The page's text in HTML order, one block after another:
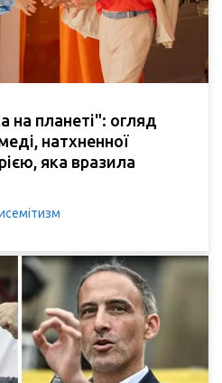
на планеті": огляд
натхненної
яка вразила